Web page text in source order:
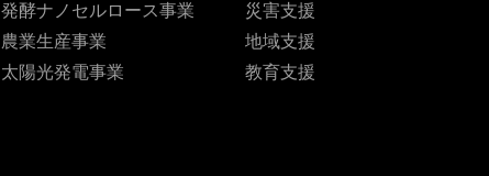
発酵ナノセルロース事業
農業生産事業
太陽光発電事業
災害支援
地域支援
教育支援